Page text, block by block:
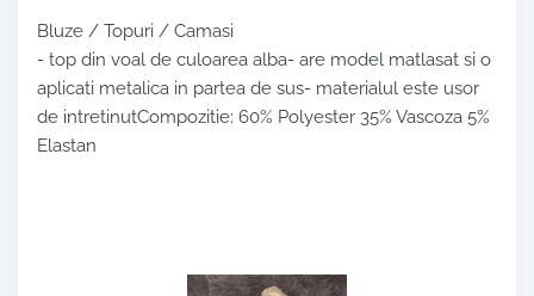
Bluze / Topuri / Camasi
- top din voal de culoarea alba- are model matlasat si o
aplicati metalica in partea de sus- materialul este usor
de intretinutCompozitie: 60% Polyester 35% Vascoza 5%
Elastan